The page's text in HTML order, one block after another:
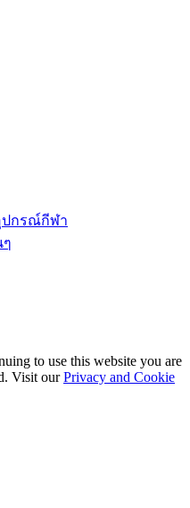
ปกรณ์กีฬา
to use this website you are
Visit ourPrivacy and Cookie